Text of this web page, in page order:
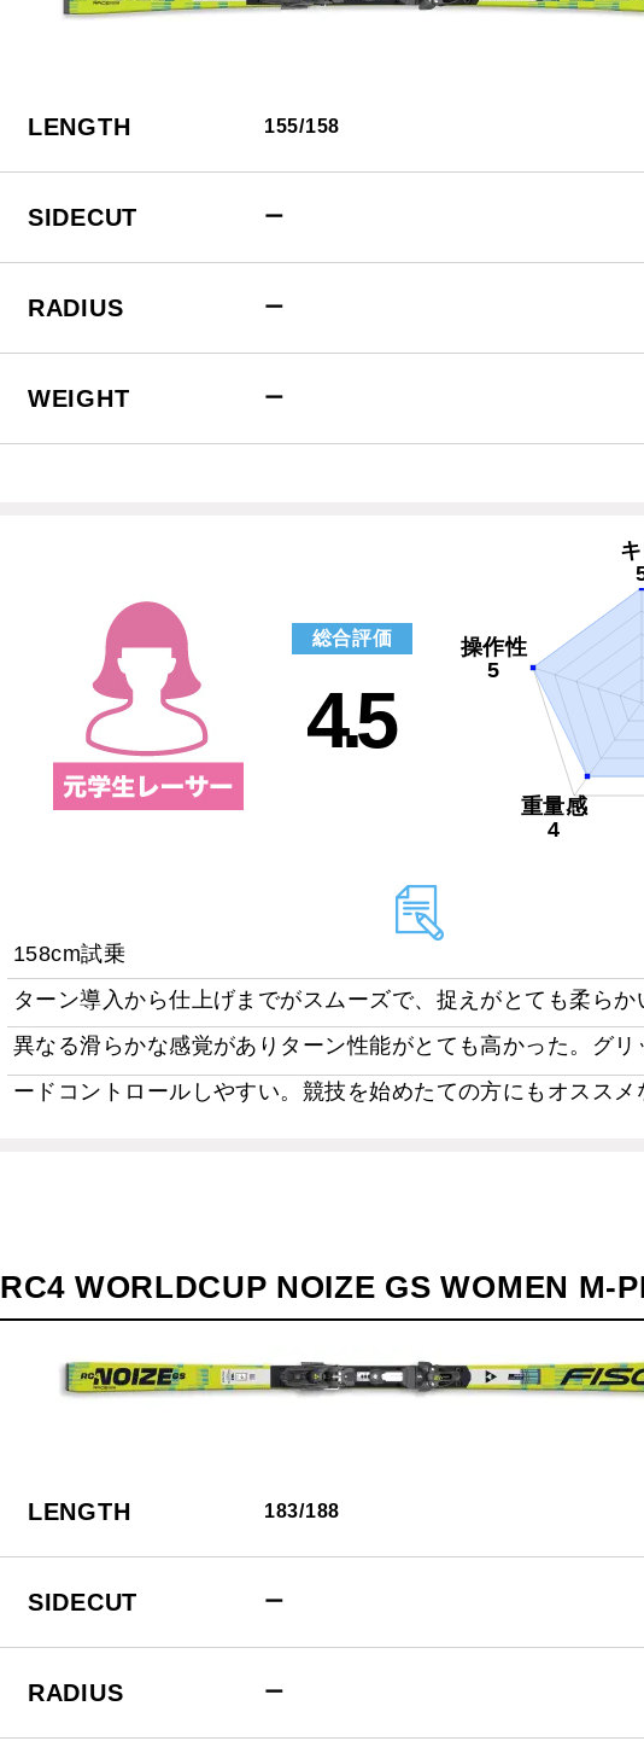
LENGTH 155/158
SIDECUT ー
RADIUS ー
WEIGHT ー
総合評価
4.5
重量感
4
操作性
5
158cm試乗
ターン導入から仕上げまでがスムーズで、捉えがとても柔らか
異なる滑らかな感覚がありターン性能がとても高かった。グ
ードコントロールしやすい。競技を始めたての方にもオススメ
RC4 WORLDCUP NOIZE GS WOMEN M-
LENGTH 183/188
SIDECUT ー
RADIUS ー